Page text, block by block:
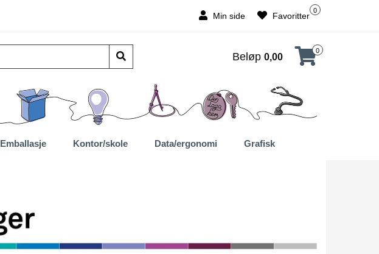
Min side
0
Favoritter
Beløp 0,00
0
Emballasje Kontor/skole Data/ergonomi Grafisk